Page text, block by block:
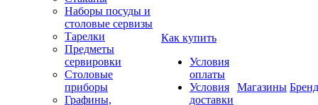
Наборы посуды и
столовые сервизы
Тарелки
Предметы
сервировки
Столовые
приборы
Графины,
Как купить
Условия
оплаты
Условия
доставки
Магазины